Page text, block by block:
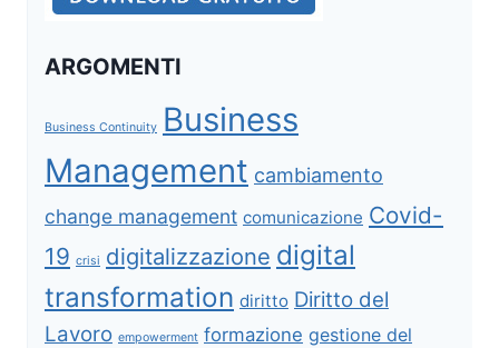
ARGOMENTI
Business Continuity Business
Management cambiamento
change management comunicazione Covid-
19 crisi digitalizzazione digital
transformation diritto Diritto del
Lavoro empowerment formazione gestione del